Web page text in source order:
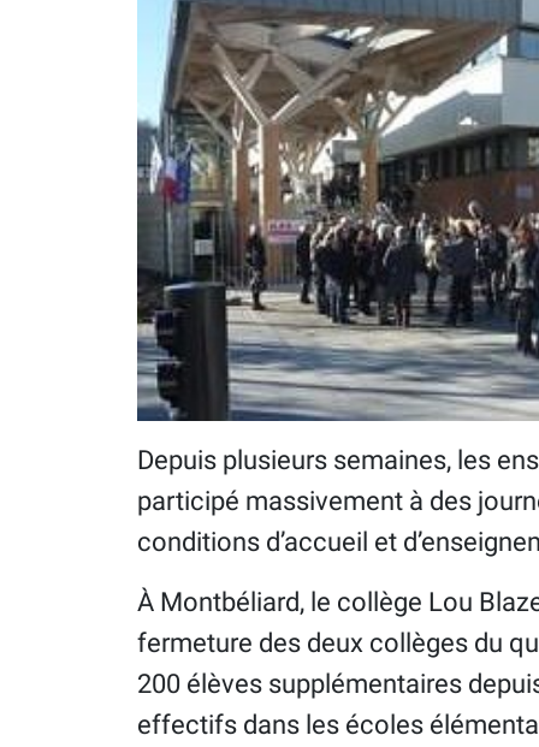
Depuis plusieurs semaines, les
participé massivement à des
conditions d’accueil et
À Montbéliard, le collège Lou
fermeture des deux collèges du
200 élèves supplémentaires
effectifs dans les écoles